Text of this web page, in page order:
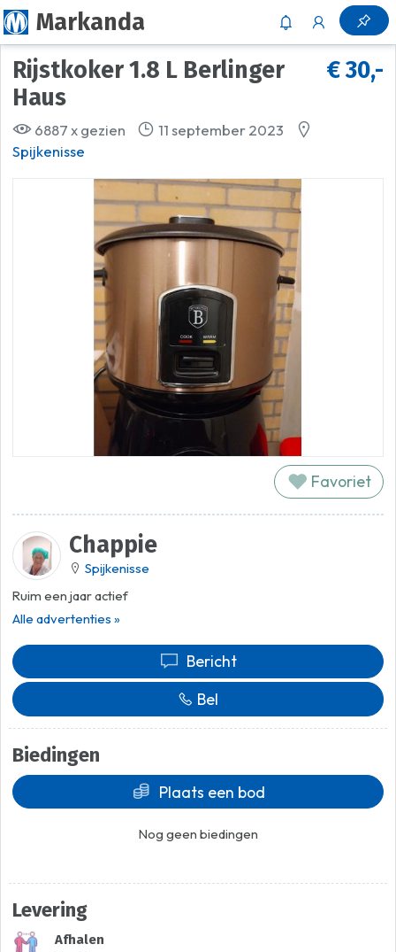
Markanda
€ 30,-
Rijstkoker 1.8 L Berlinger
Haus
6887 x gezien
11 september 2023
Spijkenisse
Favoriet
Chappie
Spijkenisse
Ruim een jaar actief
Alle advertenties »
Bericht
Bel
Biedingen
Plaats een bod
Nog geen biedingen
Levering
Afhalen